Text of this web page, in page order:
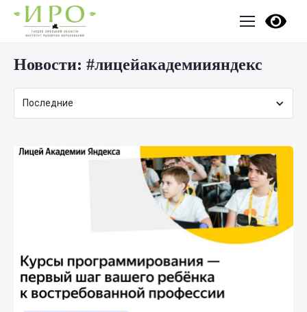
Новости: #лицейакадемиияндекс
Последние